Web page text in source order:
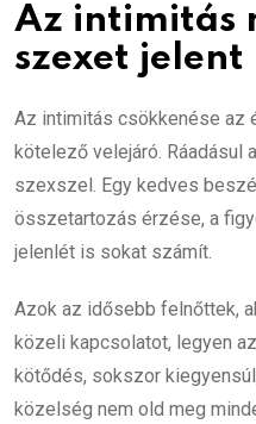
Az intimitás
szexet jelent
Az intimitás csökkenése az
kötelező velejáró. Ráadásul
szexszel. Egy kedves
összetartozás érzése, a
jelenlét is sokat számít.
Azok az idősebb felnőttek,
közeli kapcsolatot, legyen
kötődés, sokszor
közelség nem old meg